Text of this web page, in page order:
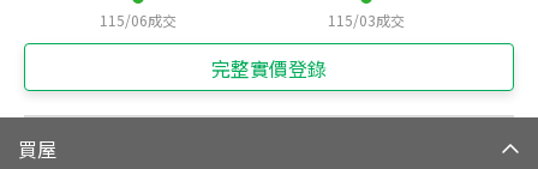
115/06成交 115/03成交
完整實價登錄
買屋